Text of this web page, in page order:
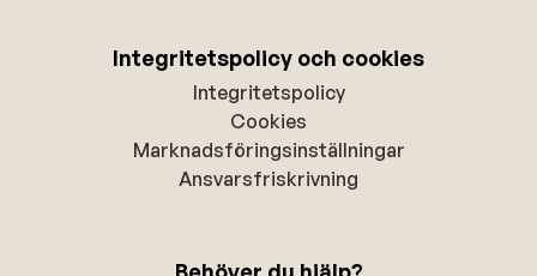
Integritetspolicy och cookies
Integritetspolicy
Cookies
Marknadsföringsinställningar
Ansvarsfriskrivning